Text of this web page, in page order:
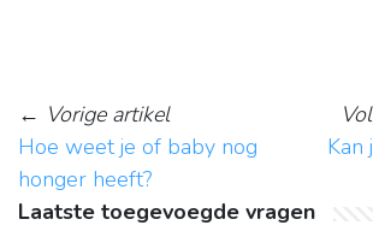
← Vorige artikel
Hoe weet je of baby nog
honger heeft?
Kan
Laatste toegevoegde vragen